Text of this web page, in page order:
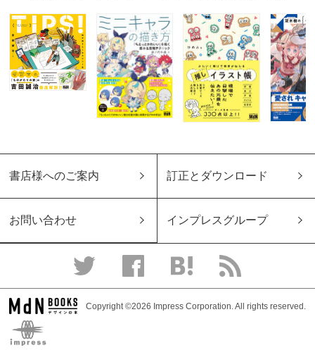
書店様へのご案内 訂正とダウンロード
お問い合わせ インプレスグループ
Copyright ©2026 Impress Corporation. All rights reserved.